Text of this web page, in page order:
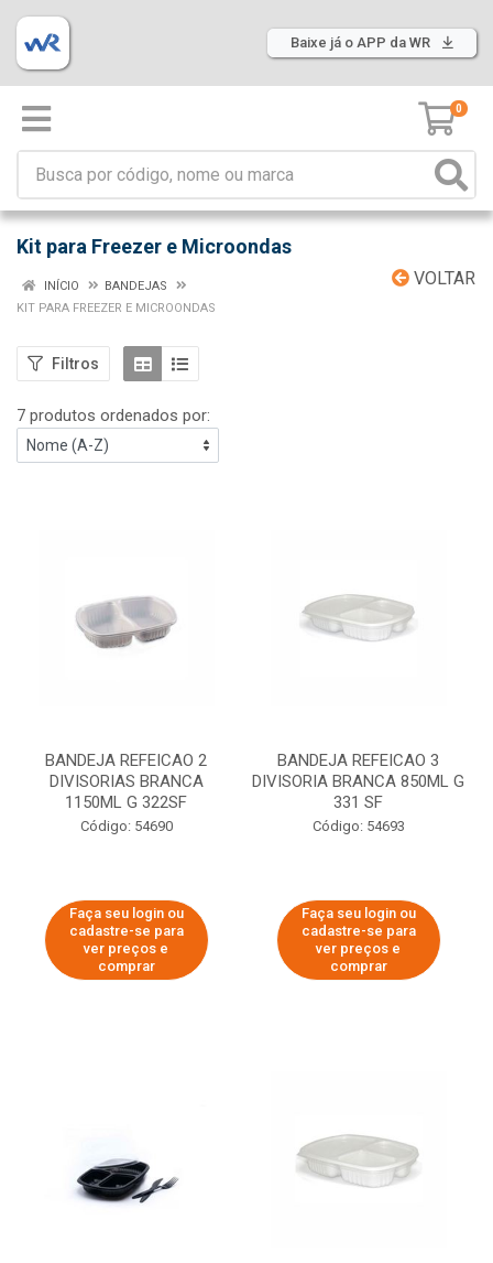
Baixe já o APP da WR
0
Kit para Freezer e Microondas
VOLTAR
INÍCIO
BANDEJAS
KIT PARA FREEZER E MICROONDAS
Filtros
7 produtos ordenados por:
BANDEJA REFEICAO 2
DIVISORIAS BRANCA
1150ML G 322SF
Código: 54690
Faça seu login ou
cadastre-se para
ver preços e
comprar
BANDEJA REFEICAO 3
DIVISORIA BRANCA 850ML G
331 SF
Código: 54693
Faça seu login ou
cadastre-se para
ver preços e
comprar